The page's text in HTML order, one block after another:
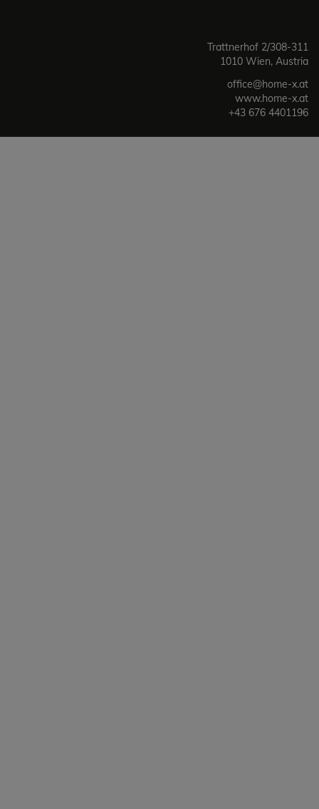
Trattnerhof 2/308-311
1010 Wien, Austria
office@home-x.at
www.home-x.at
+43 676 4401196